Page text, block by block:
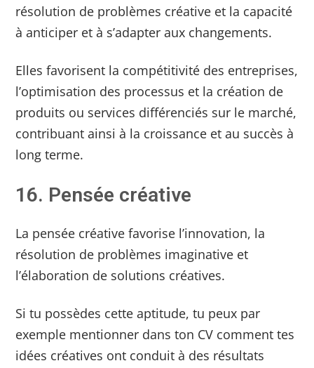
résolution de problèmes créative et la capacité
à anticiper et à s’adapter aux changements.
Elles favorisent la compétitivité des entreprises,
l’optimisation des processus et la création de
produits ou services différenciés sur le marché,
contribuant ainsi à la croissance et au succès à
long terme.
16. Pensée créative
La pensée créative favorise l’innovation, la
résolution de problèmes imaginative et
l’élaboration de solutions créatives.
Si tu possèdes cette aptitude, tu peux par
exemple mentionner dans ton CV comment tes
idées créatives ont conduit à des résultats